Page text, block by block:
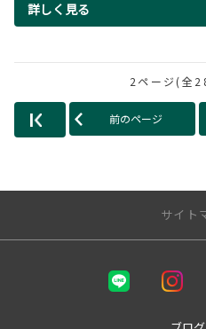
詳しく見る
2ページ(全
前のページ
サイト